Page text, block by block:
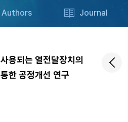
Authors Journal
용되는 열전달장치의
한 공정개선 연구